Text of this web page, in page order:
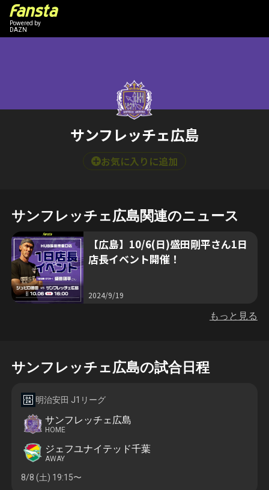
Powered by
DAZN
サンフレッチェ広島
お気に入りに追加
サンフレッチェ広島関連のニュース
【広島】10/6(日)盛田剛平さん1日
店長イベント開催！
2024/9/19
もっと見る
サンフレッチェ広島の試合日程
明治安田 J1リーグ
サンフレッチェ広島
HOME
ジェフユナイテッド千葉
AWAY
8/8 (土) 19:15〜